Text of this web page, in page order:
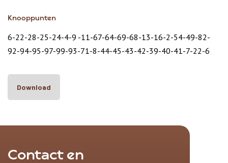
Knooppunten
6-22-28-25-24-4-9 -11-67-64-69-68-13-16-2-54-49-82-
92-94-95-97-99-93-71-8-44-45-43-42-39-40-41-7-22-6
Download
Contact en